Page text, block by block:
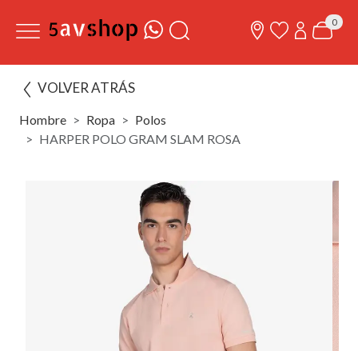
0
VOLVER ATRÁS
Hombre Ropa
Polos
HARPER POLO GRAM SLAM ROSA